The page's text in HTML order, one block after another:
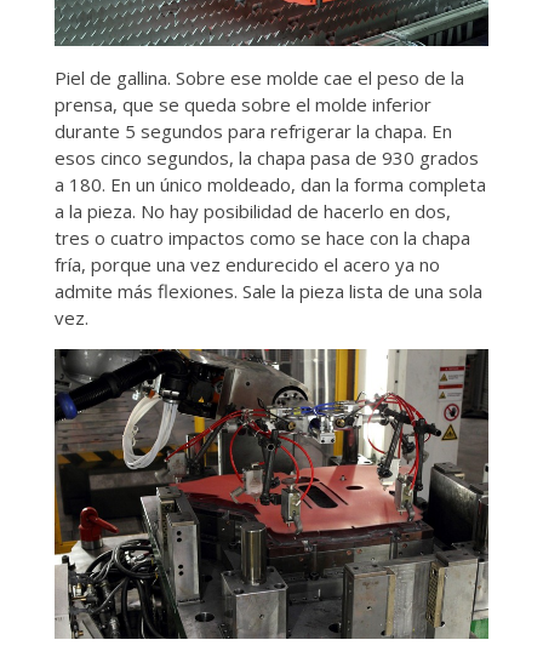
Piel de gallina. Sobre ese molde cae el peso de la
prensa, que se queda sobre el molde inferior
durante 5 segundos para refrigerar la chapa. En
esos cinco segundos, la chapa pasa de 930 grados
a 180. En un único moldeado, dan la forma completa
a la pieza. No hay posibilidad de hacerlo en dos,
tres o cuatro impactos como se hace con la chapa
fría, porque una vez endurecido el acero ya no
admite más flexiones. Sale la pieza lista de una sola
vez.